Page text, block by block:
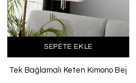
SEPETE EKLE
Tek Bağlamalı Keten Kimono Bej